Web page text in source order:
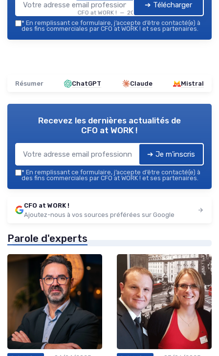
CFO at WORK ! — 2026
➔ Télécharger
* En remplissant ce formulaire, j’accepte d’être contacté(e) à
des fins commerciales par CFO at WORK ! et ses partenaires.
Résumer ChatGPT Claude Mistral
Recevez les dernières actualités de
CFO at WORK !
➔ Je m'inscris
* En remplissant ce formulaire, j’accepte d’être contacté(e) à
des fins commerciales par CFO at WORK ! et ses partenaires.
CFO at WORK !
Ajoutez-nous à vos sources préférées sur Google
Parole d'experts